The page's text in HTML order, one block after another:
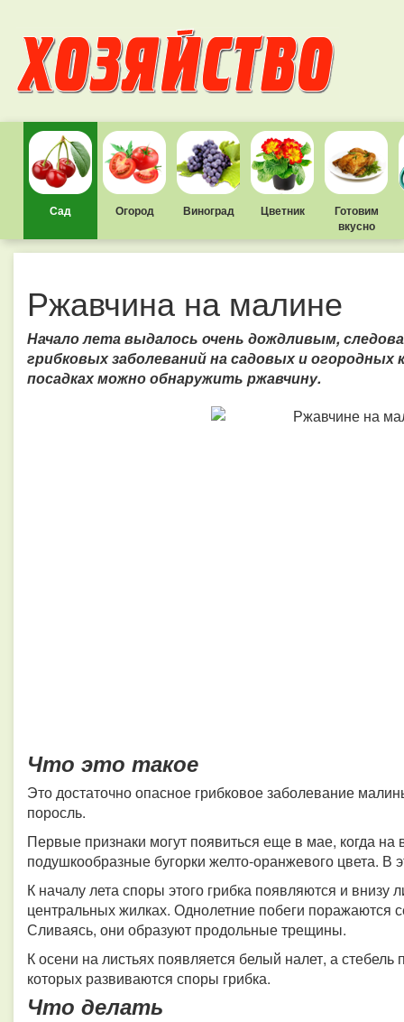
Сад Огород Виноград Цветник
Готовим
вкусно
Ржавчина на малине
Начало лета выдалось очень дождливым,
грибковых заболеваний на садовых и огородных
посадках можно обнаружить ржавчину.
Что это такое
Это достаточно опасное грибковое заболевание
поросль.
Первые признаки могут появиться еще в мае, когда на
подушкообразные бугорки желто-оранжевого цвета. В
К началу лета споры этого грибка появляются и
центральных жилках. Однолетние побеги поражаются
Сливаясь, они образуют продольные трещины.
К осени на листьях появляется белый налет, а
которых развиваются споры грибка.
Что делать